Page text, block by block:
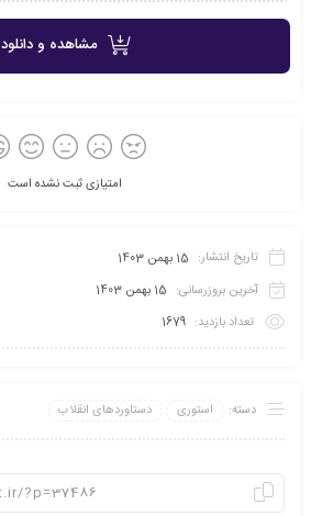
مشاهده و دانلود
امتیازی ثبت نشده است
تاریخ انتشار: 15 بهمن 1403
آخرین بروزرسانی: 15 بهمن 1403
تعداد بازدید: 1679
دسته: استوری دستاوردهای انقلاب